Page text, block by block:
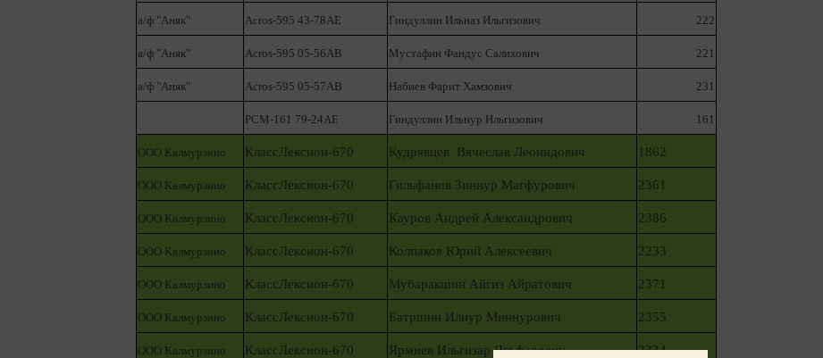
а/ф "Аняк" Acros-595 43-78АЕ Гиндуллин Ильназ Ильгизович 222
а/ф "Аняк" Acros-595 05-56АВ Мустафин Фандус Салихович 221
а/ф "Аняк" Acros-595 05-57АВ Набиев Фарит Хамзович 231
РСМ-161 79-24АЕ Гиндуллин Ильнур Ильгизович 161
ООО Калмурзино КлассЛексион-670 Кудрявцев Вячеслав Леонидович 1862
ООО Калмурзино КлассЛексион-670 Гильфанов Зиннур Магфурович 2361
ООО Калмурзино КлассЛексион-670 Кауров Андрей Александрович 2386
ООО Калмурзино КлассЛексион-670 Колпаков Юрий Алексеевич 2233
ООО Калмурзино КлассЛексион-670 Мубаракшин Айгиз Айратович 2371
ООО Калмурзино КлассЛексион-670 Батршин Илнур Миннурович 2355
ООО Калмурзино КлассЛексион-670 Ярмиев Ильгизар Ягъфарович 2334